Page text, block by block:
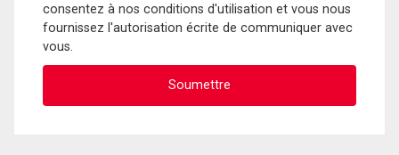
consentez à nos conditions d'utilisation et vous nous
fournissez l'autorisation écrite de communiquer avec
vous.